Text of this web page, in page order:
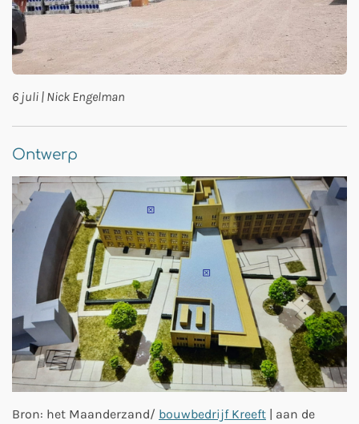
6 juli | Nick Engelman
Ontwerp
Bron: het Maanderzand/ bouwbedrijf Kreeft | aan de